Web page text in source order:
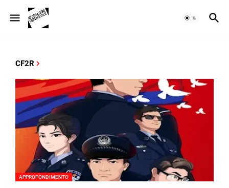
CF2R
APPROFONDIMENTO